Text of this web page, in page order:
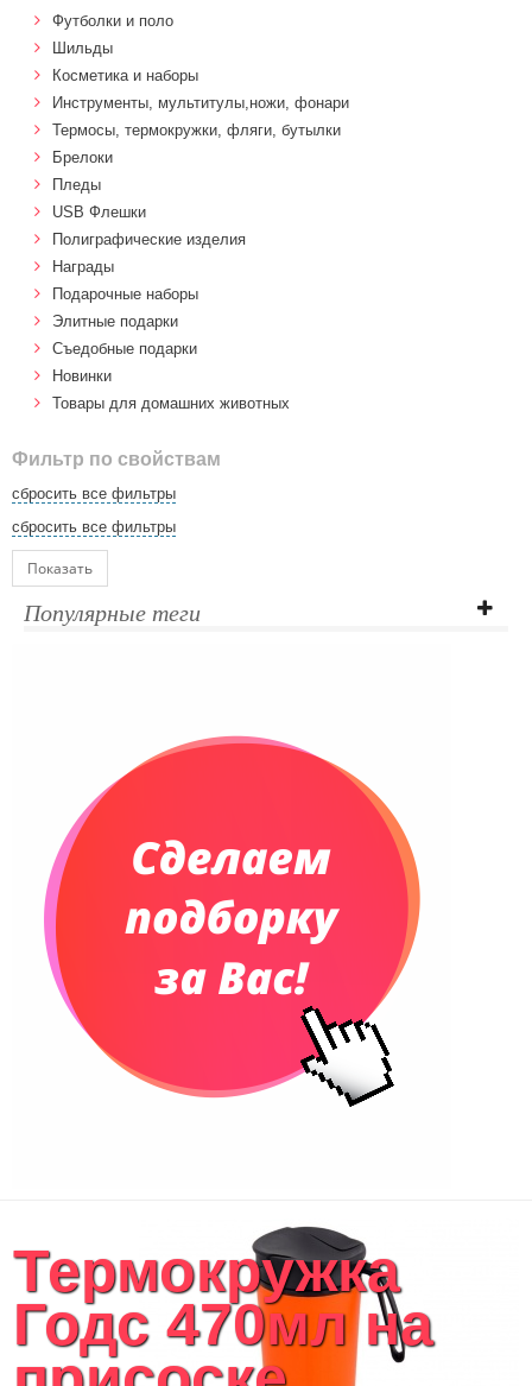
Футболки и поло
Шильды
Косметика и наборы
Инструменты, мультитулы,ножи, фонари
Термосы, термокружки, фляги, бутылки
Брелоки
Пледы
USB Флешки
Полиграфические изделия
Награды
Подарочные наборы
Элитные подарки
Cъедобные подарки
Новинки
Товары для домашних животных
Фильтр по свойствам
сбросить все фильтры
сбросить все фильтры
Показать
Популярные теги
Термокружка
Годс 470мл на